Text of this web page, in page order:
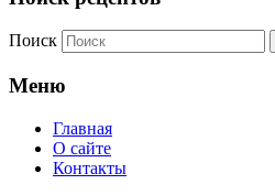
Поиск
Меню
Главная
О сайте
Контакты